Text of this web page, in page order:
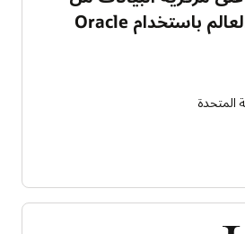
المنشآت حول العالم باستخدام Oracle
المتحدة